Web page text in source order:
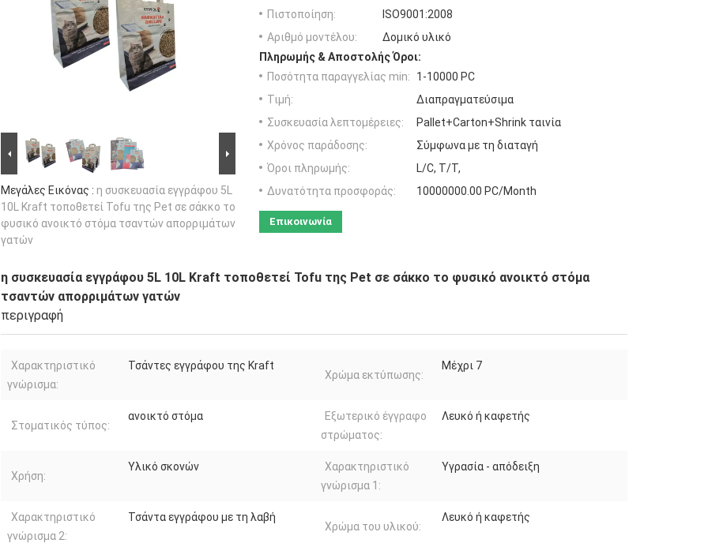
Μεγάλες Εικόνας : η συσκευασία εγγράφου 5L
10L Kraft τοποθετεί Tofu της Pet σε σάκκο το
φυσικό ανοικτό στόμα τσαντών απορριμάτων
γατών
Πιστοποίηση:
ISO9001:2008
Αριθμό μοντέλου:
Δομικό υλικό
Πληρωμής & Αποστολής Όροι:
Ποσότητα παραγγελίας min:
1-10000 PC
Τιμή:
Διαπραγματεύσιμα
Συσκευασία λεπτομέρειες:
Pallet+Carton+Shrink ταινία
Χρόνος παράδοσης:
Σύμφωνα με τη διαταγή
Όροι πληρωμής:
L/C, T/T,
Δυνατότητα προσφοράς:
10000000.00 PC/Month
Επικοινωνία
η συσκευασία εγγράφου 5L 10L Kraft τοποθετεί Tofu της Pet σε σάκκο το φυσικό ανοικτό στόμα
τσαντών απορριμάτων γατών
περιγραφή
Χαρακτηριστικό
γνώρισμα:
Τσάντες εγγράφου της Kraft
Χρώμα εκτύπωσης:
Μέχρι 7
Στοματικός τύπος:
ανοικτό στόμα
Εξωτερικό έγγραφο
στρώματος:
Λευκό ή καφετής
Χρήση:
Υλικό σκονών
Χαρακτηριστικό
γνώρισμα 1:
Υγρασία - απόδειξη
Χαρακτηριστικό
γνώρισμα 2:
Τσάντα εγγράφου με τη λαβή
Χρώμα του υλικού:
Λευκό ή καφετής